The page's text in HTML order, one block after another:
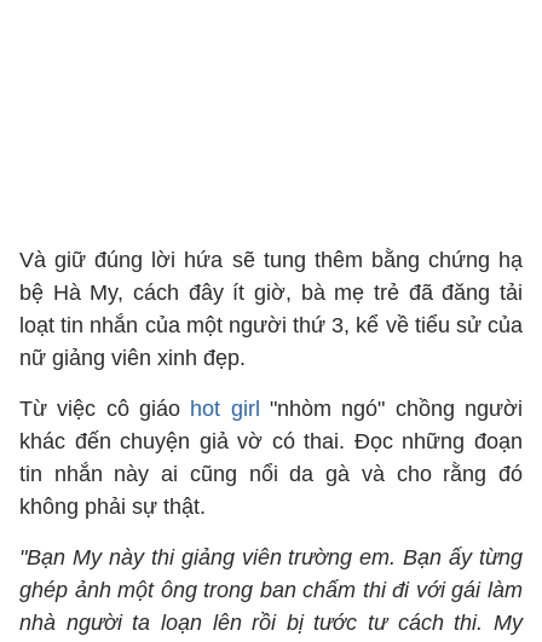
Và giữ đúng lời hứa sẽ tung thêm bằng chứng hạ
bệ Hà My, cách đây ít giờ, bà mẹ trẻ đã đăng tải
loạt tin nhắn của một người thứ 3, kể về tiểu sử của
nữ giảng viên xinh đẹp.
Từ việc cô giáo hot girl "nhòm ngó" chồng người
khác đến chuyện giả vờ có thai. Đọc những đoạn
tin nhắn này ai cũng nổi da gà và cho rằng đó
không phải sự thật.
"Bạn My này thi giảng viên trường em. Bạn ấy từng
ghép ảnh một ông trong ban chấm thi đi với gái làm
nhà người ta loạn lên rồi bị tước tư cách thi. My